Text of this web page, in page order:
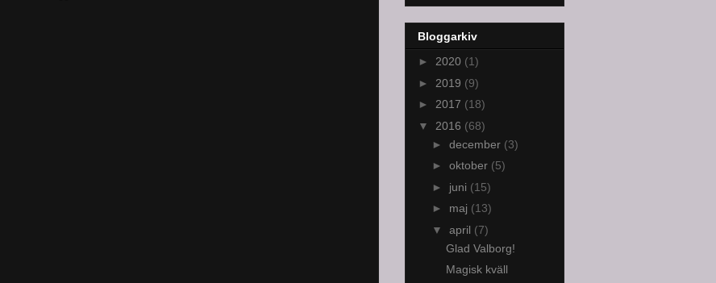
Bloggarkiv
► 2020 (1)
► 2019 (9)
► 2017 (18)
▼ 2016 (68)
► december (3)
► oktober (5)
► juni (15)
► maj (13)
▼ april (7)
Glad Valborg!
Magisk kväll